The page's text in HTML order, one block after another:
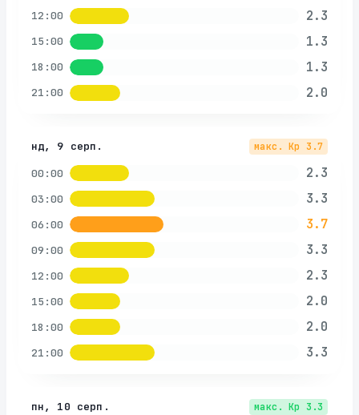
12:00 2.3
15:00 1.3
18:00 1.3
21:00 2.0
нд, 9 серп. макс. Kp 3.7
00:00 2.3
03:00 3.3
06:00 3.7
09:00 3.3
12:00 2.3
15:00 2.0
18:00 2.0
21:00 3.3
пн, 10 серп. макс. Kp 3.3